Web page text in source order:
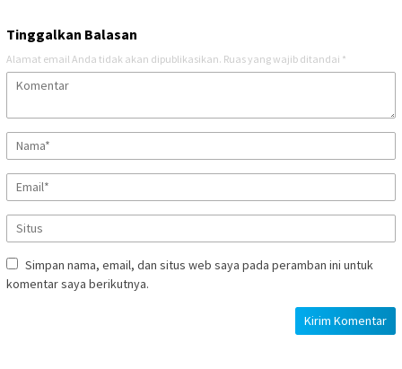
Tinggalkan Balasan
Alamat email Anda tidak akan dipublikasikan. Ruas yang wajib ditandai *
Simpan nama, email, dan situs web saya pada peramban ini untuk
komentar saya berikutnya.